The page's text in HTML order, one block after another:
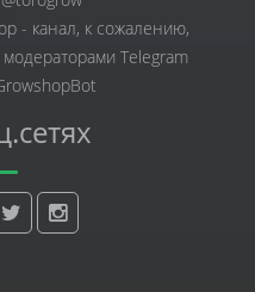
- канал, к сожалению,
Telegram